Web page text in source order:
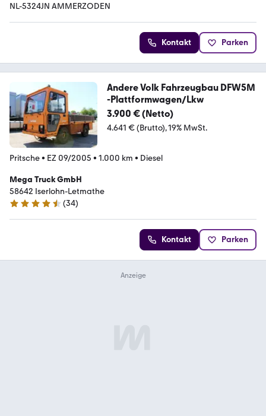
NL-5324JN AMMERZODEN
Kontakt Parken
Andere Volk Fahrzeugbau DFW5M
-Plattformwagen/Lkw
3.900 € (Netto)
4.641 € (Brutto) 19% MwSt.
Pritsche• EZ 09/2005 • 1.000 km • Diesel
Mega Truck GmbH
58642 Iserlohn-Letmathe
4.5 Sterne
(34)
Kontakt Parken